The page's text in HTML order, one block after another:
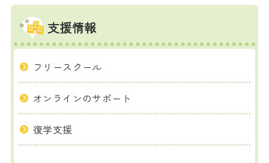
支援情報
フリースクール
オンラインのサポート
復学支援